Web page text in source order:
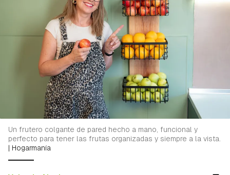
Un frutero colgante de pared hecho a mano, funcional y
perfecto para tener las frutas organizadas y siempre a la vista.
| Hogarmanía